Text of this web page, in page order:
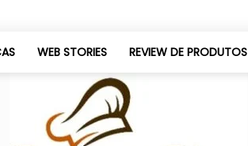
WEB STORIES REVIEW DE PRODUTOS